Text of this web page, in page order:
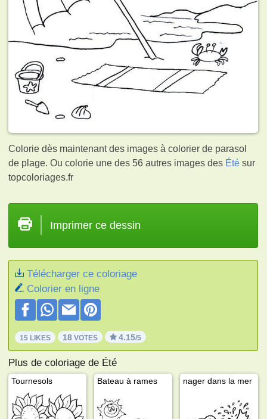
Colorie dès maintenant des images à colorier de parasol
de plage. Ou colorie une des 56 autres images des Été sur
topcoloriages.fr
Imprimer ce dessin
Télécharger ce coloriage
Colorier en ligne
15 LIKES 18 VOTES 4.15/5
Plus de coloriage de Été
Tournesols Bateau à rames nager dans la mer